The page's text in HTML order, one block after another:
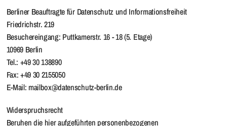
Berliner Beauftragte für Datenschutz und Informationsfreiheit
Friedrichstr. 219
Besuchereingang: Puttkamerstr. 16 - 18 (5. Etage)
10969 Berlin
Tel.: +49 30 138890
Fax: +49 30 2155050
E-Mail: mailbox@datenschutz-berlin.de
Widerspruchsrecht
Beruhen die hier aufgeführten personenbezogenen